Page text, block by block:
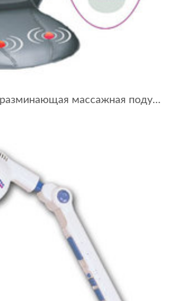
Портативная разминающая массажная подушка. Модель TК-108